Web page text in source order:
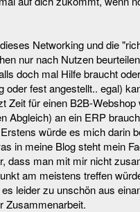
Networking und die
nur nach Nutzen
doch mal Hilfe braucht
oder fest angestellt.. egal)
Zeit für einen B2B-
Abgleich) an ein ERP
würde es mich darin
in meine Blog steht mein
dass man mit mir nicht
am meistens treffen
leider zu unschön aus
Zusammenarbeit.